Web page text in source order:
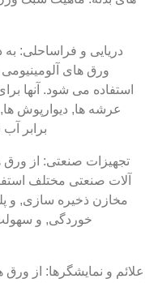
دریایی و فراساحلی:
ورق های آلومینیومی
استفاده می شود. آنها
عرشه ها, دیوارپوش ها,
برابر
تجهیزات صنعتی: از ورق
آلات صنعتی مختلف
مخازن ذخیره سازی, و
خوردگی, و
علائم و نمایشگرها: از ورق